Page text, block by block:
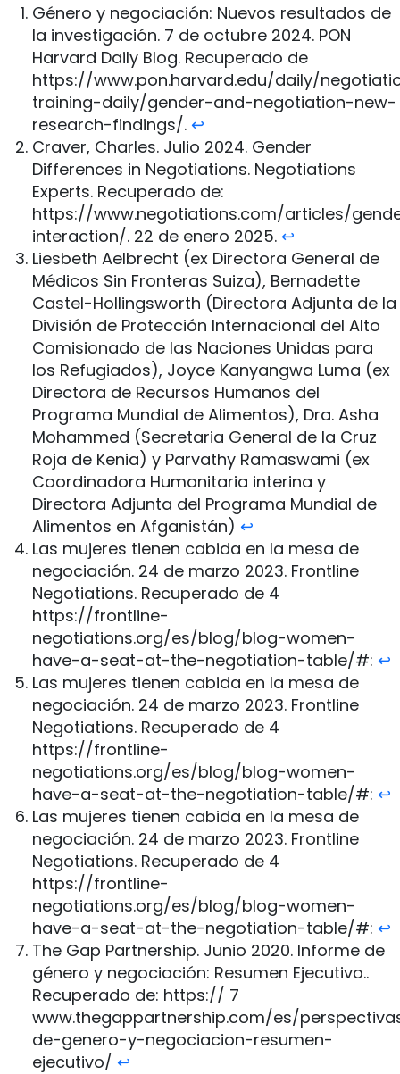
Género y negociación: Nuevos resultados de
la investigación. 7 de octubre 2024. PON
Harvard Daily Blog. Recuperado de
https://www.pon.harvard.edu/daily/
training-daily/gender-and-negotiation-new-
research-findings/. ↩︎
Craver, Charles. Julio 2024. Gender
Differences in Negotiations. Negotiations
Experts. Recuperado de:
https://www.negotiations.com/articles/
interaction/. 22 de enero 2025. ↩︎
Liesbeth Aelbrecht (ex Directora General de
Médicos Sin Fronteras Suiza), Bernadette
Castel-Hollingsworth (Directora Adjunta de la
División de Protección Internacional del Alto
Comisionado de las Naciones Unidas para
los Refugiados), Joyce Kanyangwa Luma (ex
Directora de Recursos Humanos del
Programa Mundial de Alimentos), Dra. Asha
Mohammed (Secretaria General de la Cruz
Roja de Kenia) y Parvathy Ramaswami (ex
Coordinadora Humanitaria interina y
Directora Adjunta del Programa Mundial de
Alimentos en Afganistán) ↩︎
Las mujeres tienen cabida en la mesa de
negociación. 24 de marzo 2023. Frontline
Negotiations. Recuperado de 4
https://frontline-
negotiations.org/es/blog/blog-women-
have-a-seat-at-the-negotiation-table/#: ↩︎
Las mujeres tienen cabida en la mesa de
negociación. 24 de marzo 2023. Frontline
Negotiations. Recuperado de 4
https://frontline-
negotiations.org/es/blog/blog-women-
have-a-seat-at-the-negotiation-table/#: ↩︎
Las mujeres tienen cabida en la mesa de
negociación. 24 de marzo 2023. Frontline
Negotiations. Recuperado de 4
https://frontline-
negotiations.org/es/blog/blog-women-
have-a-seat-at-the-negotiation-table/#: ↩︎
The Gap Partnership. Junio 2020. Informe de
género y negociación: Resumen Ejecutivo..
Recuperado de: https:// 7
www.thegappartnership.com/es/
de-genero-y-negociacion-resumen-
ejecutivo/ ↩︎